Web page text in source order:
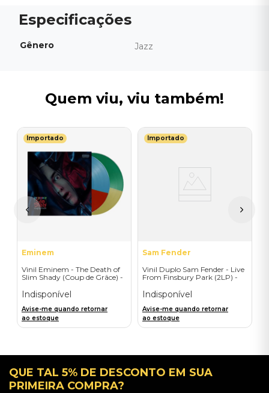
Gênero Jazz
Quem viu, viu também!
Importado
Eminem
Vinil Eminem - The Death of
Slim Shady (Coup de Grâce) -
Indisponível
Avise-me quando retornar
ao estoque
Importado
Sam Fender
Vinil Duplo Sam Fender - Live
From Finsbury Park (2LP) -
Indisponível
Avise-me quando retornar
ao estoque
QUE TAL 5% DE DESCONTO EM SUA
PRIMEIRA COMPRA?